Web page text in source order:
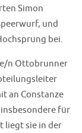
Simon
und
bei.
n Ottobrunner
an Constanze
für
liegt sie in der